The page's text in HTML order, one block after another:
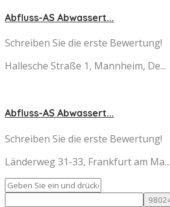
Abfluss-AS Abwassert...
Schreiben Sie die erste Bewertung!
Hallesche Straße 1, Mannheim, De...
Abfluss-AS Abwassert...
Schreiben Sie die erste Bewertung!
Länderweg 31-33, Frankfurt am Ma...